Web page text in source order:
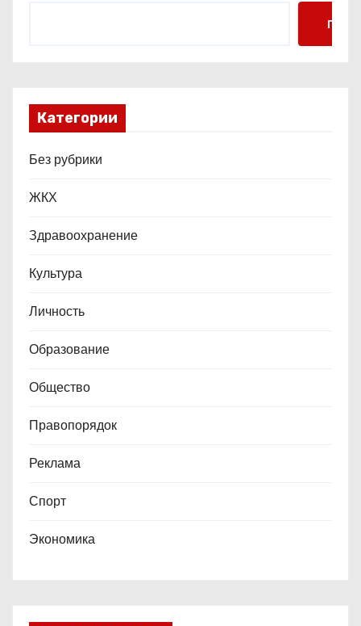
Поиск
Категории
Без рубрики
ЖКХ
Здравоохранение
Культура
Личность
Образование
Общество
Правопорядок
Реклама
Спорт
Экономика